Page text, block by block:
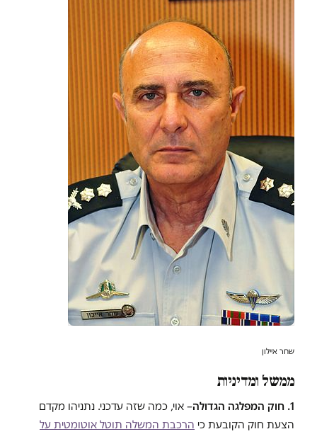
שחר איילון
ממשל ומדיניות
1. חוק המפלגה הגדולה
– אוי, כמה שזה עדכני. נתניהו מקדם
הצעת חוק הקובעת כי הרכבת המשלה תוטל אוטומטית על